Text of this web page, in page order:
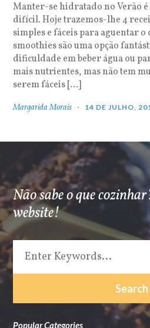
Manter-se hidratado no Verão
difícil. Hoje trazemos-lhe 4
simples e fáceis para aguentar o
smoothies são uma opção
dificuldade em beber água ou
mais nutrientes, mas não tem
serem fáceis […]
Margarida Morais 14 DE JULHO,
Não sabe o que
website!
Popular Categories